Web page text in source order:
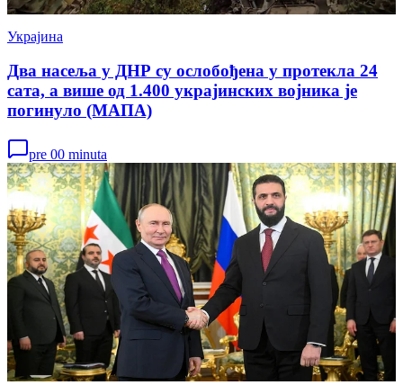
Украјина
Два насеља у ДНР су ослобођена у протекла 24
сата, а више од 1.400 украјинских војника је
погинуло (МАПА)
pre 00 minuta